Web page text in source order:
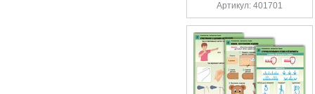
Артикул: 401701